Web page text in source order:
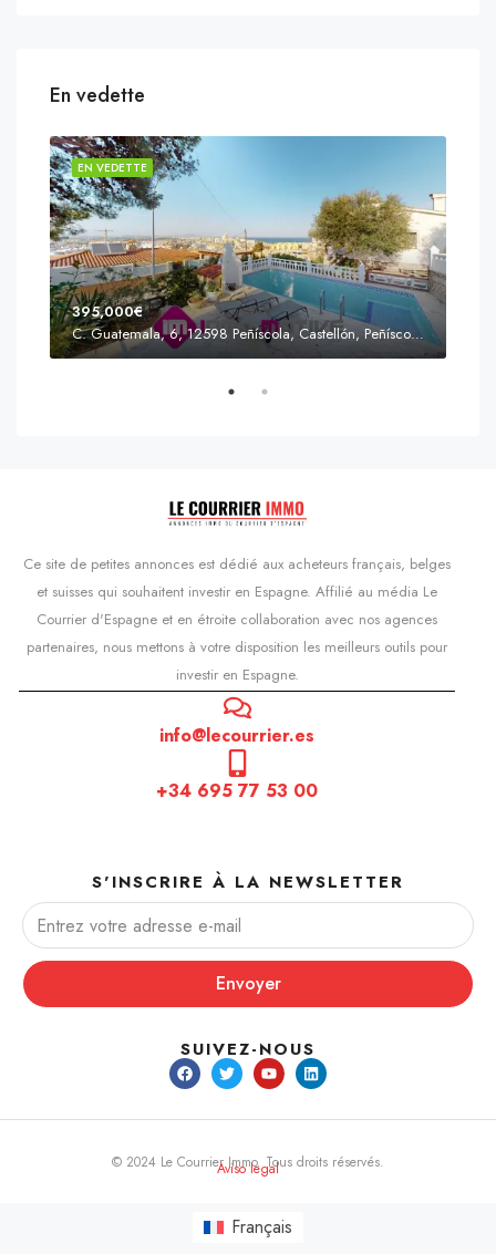
En vedette
EN VEDETTE
395,000€
C. Guatemala, 6, 12598 Peñíscola, Castellón, Peñíscola, Communauté valencienne
Ce site de petites annonces est dédié aux acheteurs français, belges
et suisses qui souhaitent investir en Espagne. Affilié au média Le
Courrier d'Espagne et en étroite collaboration avec nos agences
partenaires, nous mettons à votre disposition les meilleurs outils pour
investir en Espagne.
info@lecourrier.es
+34 695 77 53 00
S'INSCRIRE À LA NEWSLETTER
Envoyer
SUIVEZ-NOUS
© 2024 Le Courrier Immo. Tous droits réservés.
Aviso legal
Français